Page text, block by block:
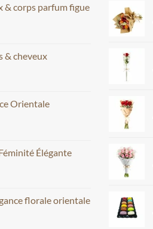
& corps parfum figue
& cheveux
Orientale
Élégante
florale orientale